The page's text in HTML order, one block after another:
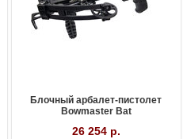
Блочный арбалет-пистолет
Bowmaster Bat
26 254 р.